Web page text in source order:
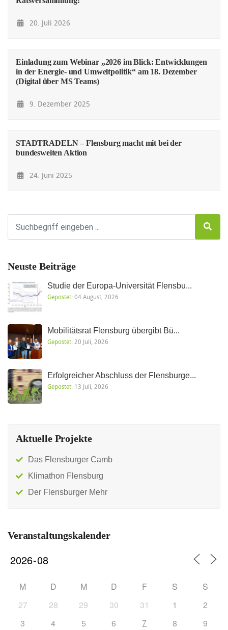
20. Juli 2026
Einladung zum Webinar „2026 im Blick: Entwicklungen
in der Energie- und Umweltpolitik“ am 18. Dezember
(Digital über MS Teams)
9. Dezember 2025
STADTRADELN – Flensburg macht mit bei der
bundesweiten Aktion
24. Juni 2025
Neuste Beiträge
Studie der Europa-Universität Flensbu...
Gepostet:04 August, 2026
Mobilitätsrat Flensburg übergibt Bü...
Gepostet:20 Juli, 2026
Erfolgreicher Abschluss der Flensburge...
Gepostet: 13 Juli, 2026
Aktuelle Projekte
Das Flensburger Camb
Klimathon Flensburg
Der Flensburger Mehr
Veranstaltungskalender
M D M D F S
S
27
28 29 30 31 1
2
3
4 5 6 7 8
9